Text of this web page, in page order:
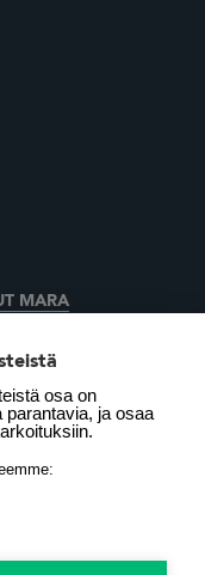
MARA
MOTIVA OY
osa on
ja osaa